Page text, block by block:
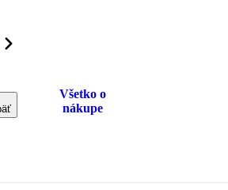
Všetko o
nákupe